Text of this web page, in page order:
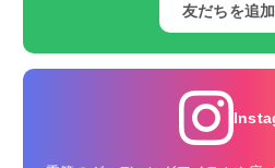
友だちを追